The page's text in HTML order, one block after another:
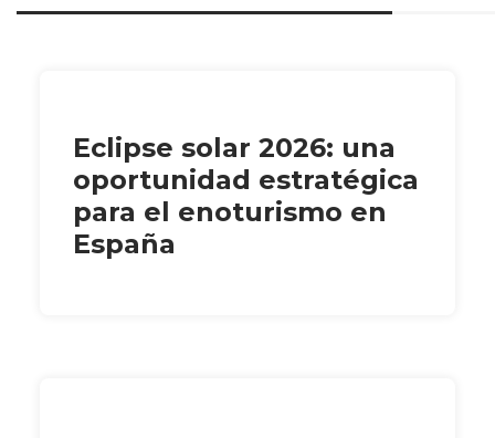
Eclipse solar 2026: una
oportunidad estratégica
para el enoturismo en
España